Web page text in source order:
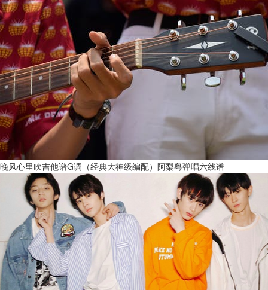
晚风心里吹吉他谱G调（经典大神级编配）阿梨粤弹唱六线谱